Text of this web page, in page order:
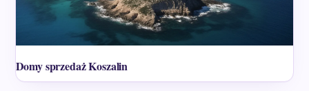
Domy sprzedaż Koszalin